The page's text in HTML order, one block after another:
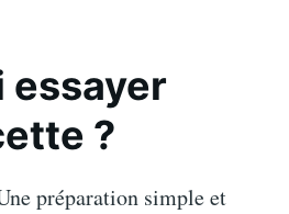
essayer
?
préparation simple et